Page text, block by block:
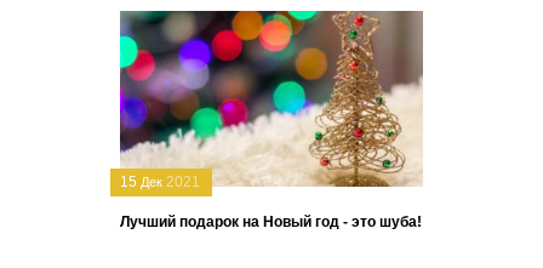
15 Дек 2021
Лучший подарок на Новый год - это шуба!